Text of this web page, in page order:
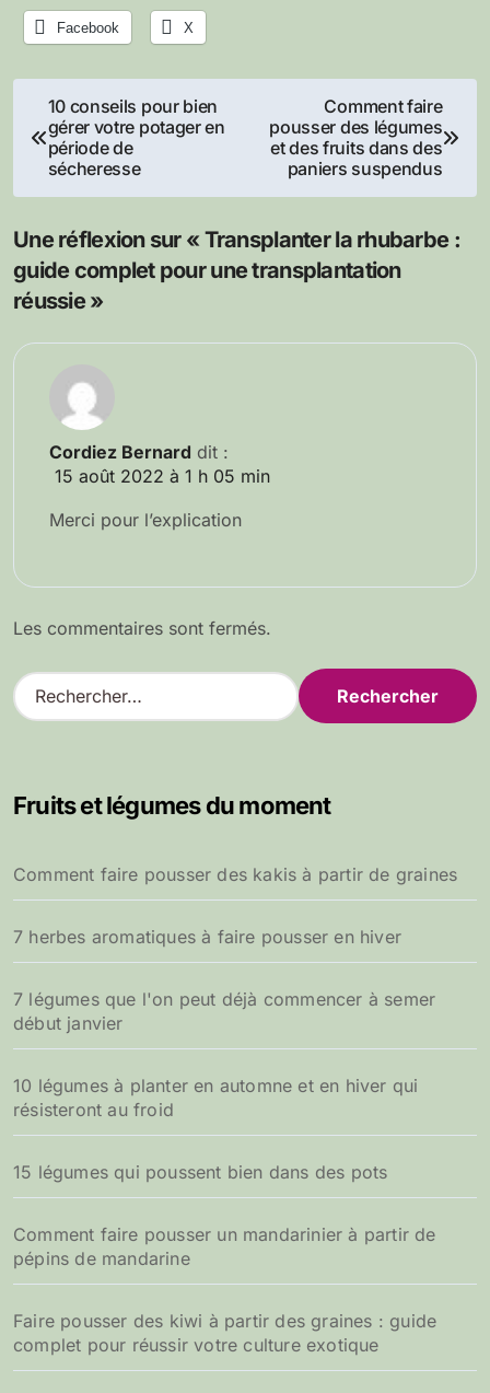
Facebook X
Navigation
de
l’article
10 conseils pour bien
gérer votre potager en
période de
sécheresse
Comment faire
pousser des légumes
et des fruits dans des
paniers suspendus
Une réflexion sur « Transplanter la rhubarbe :
guide complet pour une transplantation
réussie »
Cordiez Bernard dit :
15 août 2022 à 1 h 05 min
Merci pour l’explication
Les commentaires sont fermés.
R
e
r
e
r
:
Fruits et légumes du moment
Comment faire pousser des kakis à partir de graines
7 herbes aromatiques à faire pousser en hiver
7 légumes que l'on peut déjà commencer à semer
début janvier
10 légumes à planter en automne et en hiver qui
résisteront au froid
15 légumes qui poussent bien dans des pots
Comment faire pousser un mandarinier à partir de
pépins de mandarine
Faire pousser des kiwi à partir des graines : guide
complet pour réussir votre culture exotique